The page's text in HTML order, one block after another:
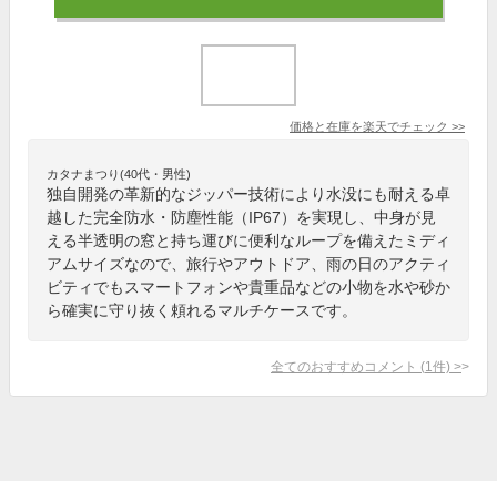
価格と在庫を楽天でチェック >>
カタナまつり(40代・男性)
独自開発の革新的なジッパー技術により水没にも耐える卓
越した完全防水・防塵性能（IP67）を実現し、中身が見
える半透明の窓と持ち運びに便利なループを備えたミディ
アムサイズなので、旅行やアウトドア、雨の日のアクティ
ビティでもスマートフォンや貴重品などの小物を水や砂か
ら確実に守り抜く頼れるマルチケースです。
全てのおすすめコメント (1 件) >